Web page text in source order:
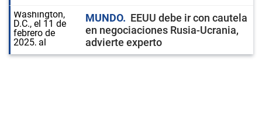
MUNDO
EEUU debe ir con cautela
en negociaciones Rusia-Ucrania,
advierte experto